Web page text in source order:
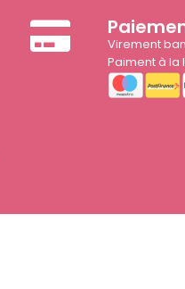
Virement
Paiment à la